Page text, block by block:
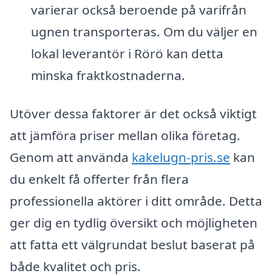
varierar också beroende på varifrån
ugnen transporteras. Om du väljer en
lokal leverantör i Rörö kan detta
minska fraktkostnaderna.
Utöver dessa faktorer är det också viktigt
att jämföra priser mellan olika företag.
Genom att använda kakelugn-pris.se kan
du enkelt få offerter från flera
professionella aktörer i ditt område. Detta
ger dig en tydlig översikt och möjligheten
att fatta ett välgrundat beslut baserat på
både kvalitet och pris.